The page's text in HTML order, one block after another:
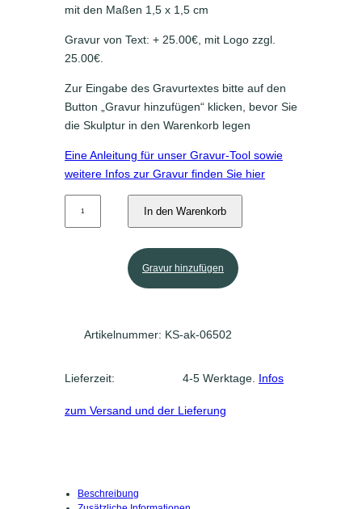
mit den Maßen 1,5 x 1,5 cm
Gravur von Text: + 25.00€, mit Logo zzgl.
25.00€.
Zur Eingabe des Gravurtextes bitte auf den
Button „Gravur hinzufügen“ klicken, bevor Sie
die Skulptur in den Warenkorb legen
Eine Anleitung für unser Gravur-Tool sowie
weitere Infos zur Gravur finden Sie hier
s
r
n
D
a
In den Warenkorb
Gravur hinzufügen
Artikelnummer: KS-ak-06502
Lieferzeit: 4-5 Werktage. Infos
zum Versand und der Lieferung
Beschreibung